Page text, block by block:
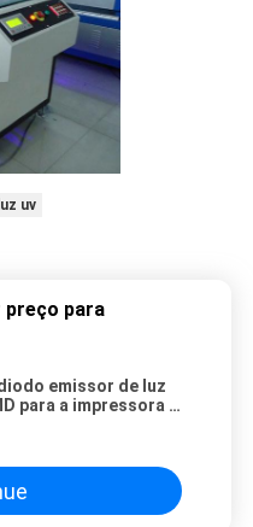
uv
preço para
emissor de luz
para a impressora a